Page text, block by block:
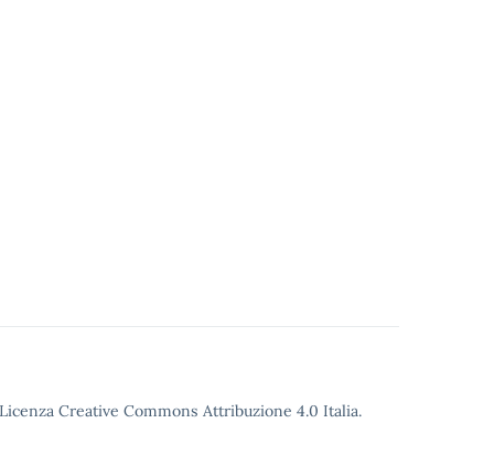
Creative Commons Attribuzione 4.0 Italia.